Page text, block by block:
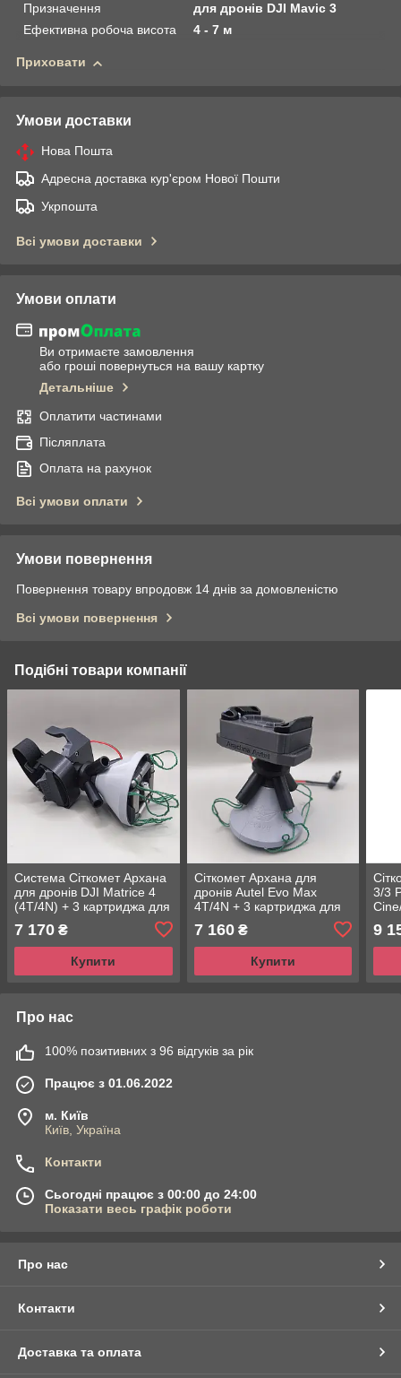
Призначення
для дронів DJI Mavic 3
Ефективна робоча висота
4 - 7 м
Приховати
Умови доставки
Нова Пошта
Адресна доставка кур'єром Нової Пошти
Укрпошта
Всі умови доставки
Умови оплати
Ви отримаєте замовлення
або гроші повернуться на вашу картку
Детальніше
Оплатити частинами
Післяплата
Оплата на рахунок
Всі умови оплати
Умови повернення
Повернення товару впродовж 14 днів за домовленістю
Всі умови повернення
Подібні товари компанії
Система Сіткомет Архана
для дронів DJI Matrice 4
(4T/4N) + 3 картриджа для
малорухливих дронів та
ждунів
7 170 ₴
Купити
Сіткомет Архана для
дронів Autel Evo Max
4T/4N + 3 картриджа для
роботи по малорухомих
дронах і ждунах
7 160₴
Купити
3/3
9
Про нас
100% позитивних з 96 відгуків за рік
Працює з 01.06.2022
м. Київ
Київ, Україна
Контакти
Сьогодні працює з 00:00 до 24:00
Показати весь графік роботи
Про нас
Контакти
Доставка та оплата